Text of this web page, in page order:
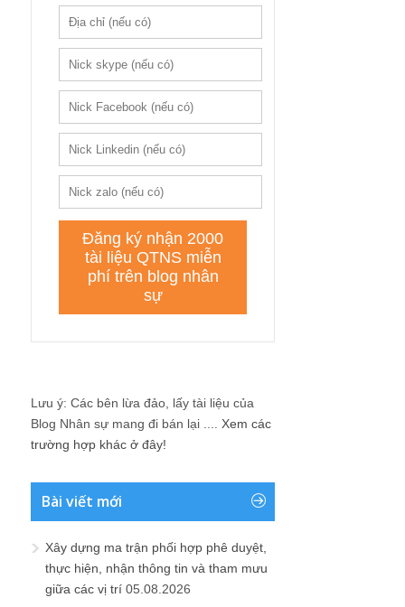
Lưu ý: Các bên lừa đảo, lấy tài liệu của
Blog Nhân sự mang đi bán lại .... Xem các
trường hợp khác ở đây!
Bài viết mới
Xây dựng ma trận phối hợp phê duyệt,
thực hiện, nhận thông tin và tham mưu
giữa các vị trí 05.08.2026